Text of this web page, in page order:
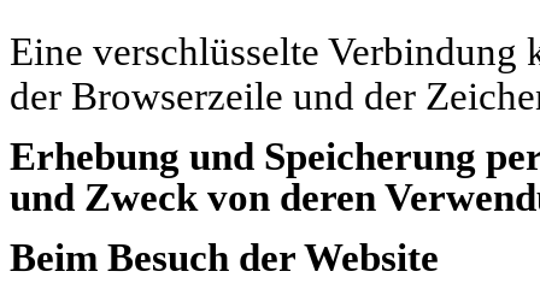
Eine verschlüsselte Verbindung
der Browserzeile und der
Erhebung und Speicherung
und Zweck von deren
Beim Besuch der Website